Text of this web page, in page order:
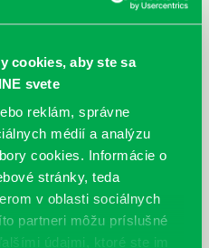
cookies, aby ste sa
svete
reklám, správne
médií a analýzu
cookies. Informácie o
stránky, teda
v oblasti sociálnych
partneri môžu príslušné
údajmi, ktoré ste im